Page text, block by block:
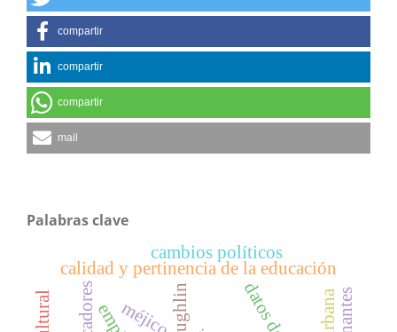
compartir
compartir
compartir
mail
Palabras clave
calidad y pertinencia de la educación
méjico
cambios políticos